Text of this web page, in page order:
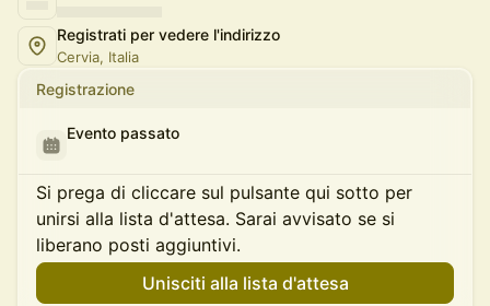
Registrati per vedere l'indirizzo
Cervia, Italia
Registrazione
Evento passato
Si prega di cliccare sul pulsante qui sotto per
unirsi alla lista d'attesa. Sarai avvisato se si
liberano posti aggiuntivi.
Unisciti alla lista d'attesa